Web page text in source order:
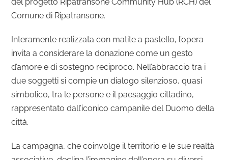
Comune di Ripatransone.
Interamente realizzata con matite a pastello, l’opera
invita a considerare la donazione come un gesto
d’amore e di sostegno reciproco. Nell’abbraccio tra i
due soggetti si compie un dialogo silenzioso, quasi
simbolico, tra le persone e il paesaggio cittadino,
rappresentato dall’iconico campanile del Duomo della
città.
La campagna, che coinvolge il territorio e le sue realtà